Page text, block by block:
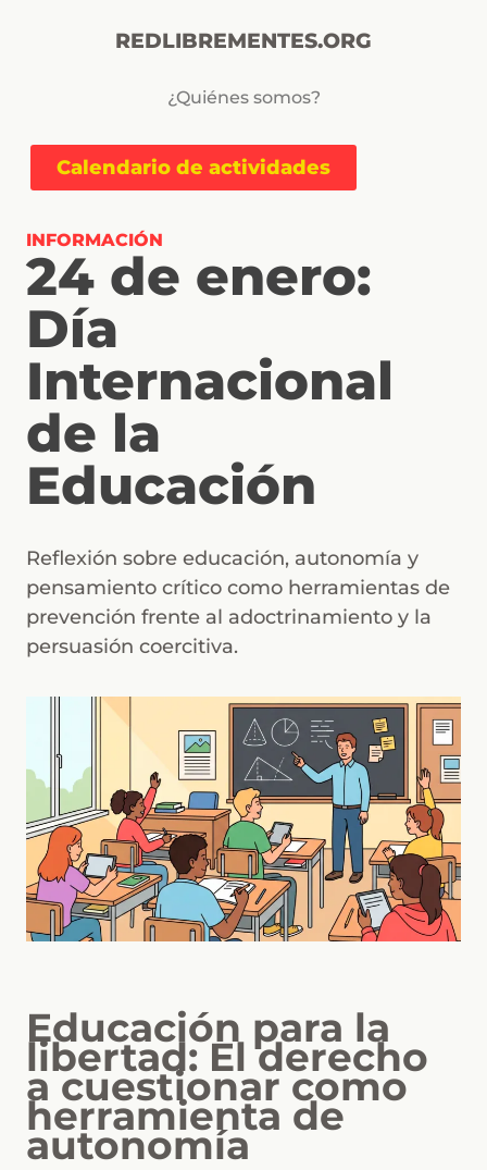
REDLIBREMENTES.ORG
¿Quiénes somos?
Calendario de actividades
INFORMACIÓN
24 de enero:
Día
Internacional
de la
Educación
Reflexión sobre educación, autonomía y
pensamiento crítico como herramientas de
prevención frente al adoctrinamiento y la
persuasión coercitiva.
Educación para la
libertad: El derecho
a cuestionar como
herramienta de
autonomía